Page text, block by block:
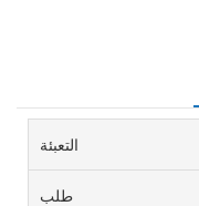
التعبئة
طلب